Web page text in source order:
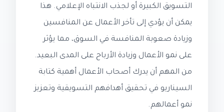
التسويق الكبيرة أو لجذب الانتباه الإعلامي. هذا
يمكن أن يؤدي إلى تأخر الأعمال عن المنافسين
وزيادة صعوبة المنافسة في السوق، مما يؤثر
على نمو الأعمال وزيادة الأرباح على المدى البعيد.
من المهم أن يدرك أصحاب الأعمال أهمية كتابة
السيناريو في تحقيق أهدافهم التسويقية وتعزيز
نمو أعمالهم.